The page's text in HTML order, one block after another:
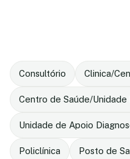
Consultório Clinica/
Centro de Saúde/Unidade
Unidade de Apoio
Policlínica Posto de